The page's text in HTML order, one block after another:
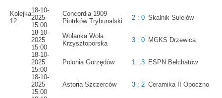
Kolejka
12
18-10-
2025
15:00
Concordia 1909
Piotrków Trybunalski
2 : 0 Skalnik Sulejów
18-10-
2025
15:00
Wolanka Wola
Krzysztoporska
3 : 0 MGKS Drzewica
18-10-
2025
15:00
Polonia Gorzędów 1 : 3 ESPN Bełchatów
18-10-
2025
15:00
Astoria Szczerców 3 : 2 Ceramika II Opoczno